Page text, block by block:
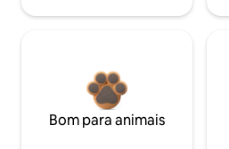
Bom para animais